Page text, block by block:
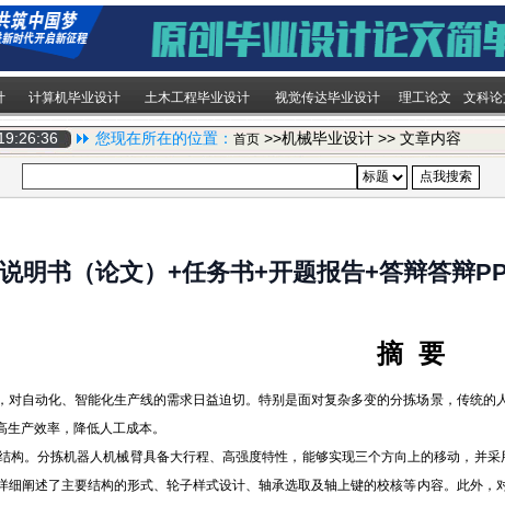
计算机毕业设计 土木工程毕业设计 视觉传达毕业设计 理工论文 文科论
您现在所在的位置： 首页 >>机械毕业设计 >> 文章内容
明书（论文）+任务书+开题报告+答辩答辩
摘 要
自动化、智能化生产线的需求日益迫切。特别是面对复杂多变的分拣场景，传
产效率，降低人工成本。
。分拣机器人机械臂具备大行程、高强度特性，能够实现三个方向上的移动，
阐述了主要结构的形式、轮子样式设计、轴承选取及轴上键的校核等内容。此